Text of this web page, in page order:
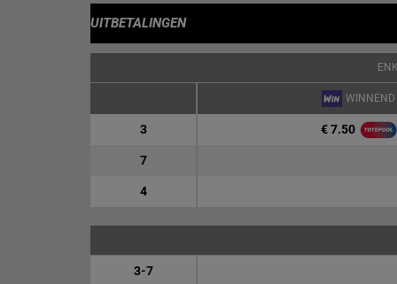
UITBETALINGEN
WINNEND
3 € 7.50
7
4
3-7